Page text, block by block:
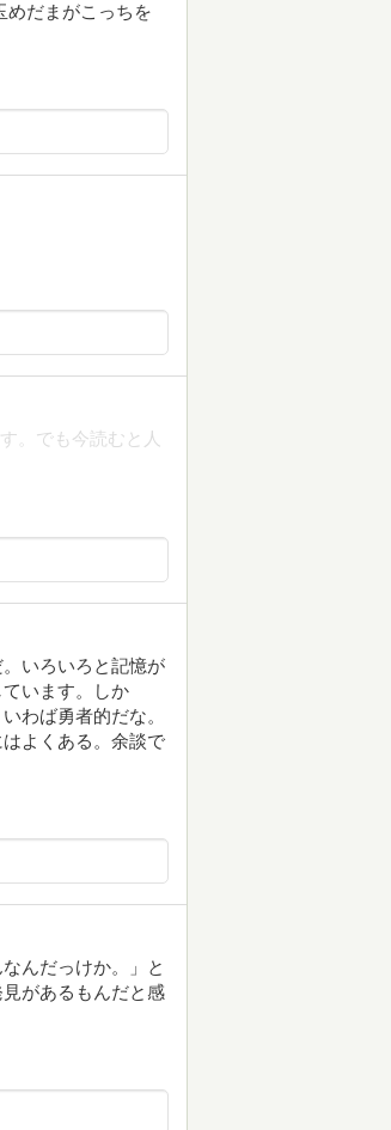
めだまがこっちを
。でも今読むと人
いろいろと記憶が
います。しか
わば勇者的だな。
よくある。余談で
んだっけか。」と
があるもんだと感